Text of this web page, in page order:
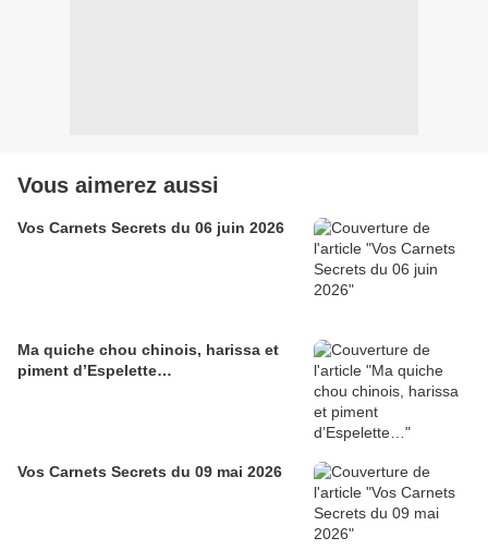
Vous aimerez aussi
Vos Carnets Secrets du 06 juin 2026
Ma quiche chou chinois, harissa et
piment d’Espelette…
Vos Carnets Secrets du 09 mai 2026